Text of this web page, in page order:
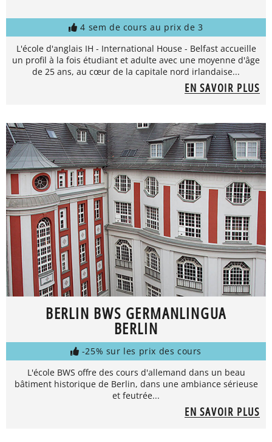
4 sem de cours au prix de 3
L'école d'anglais IH - International House - Belfast accueille
un profil à la fois étudiant et adulte avec une moyenne d'âge
de 25 ans, au cœur de la capitale nord irlandaise...
EN SAVOIR PLUS
BERLIN BWS GERMANLINGUA
BERLIN
-25% sur les prix des cours
L'école BWS offre des cours d'allemand dans un beau
bâtiment historique de Berlin, dans une ambiance sérieuse
et feutrée...
EN SAVOIR PLUS